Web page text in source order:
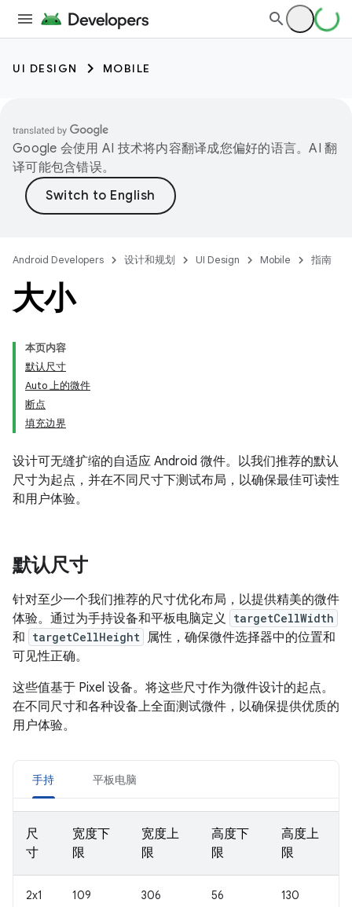
UI DESIGN MOBILE
Google 会使用 AI 技术将内容翻译成您偏好的语言。AI 翻
译可能包含错误。
Android Developers 设计和规划 UI Design Mobile 指南
大小
本页内容
默认尺寸
Auto 上的微件
断点
填充边界
设计可无缝扩缩的自适应 Android 微件。以我们推荐的默认
尺寸为起点，并在不同尺寸下测试布局，以确保最佳可读性
和用户体验。
默认尺寸
针对至少一个我们推荐的尺寸优化布局，以提供精美的微件
体验。通过为手持设备和平板电脑定义 targetCellWidth
和 targetCellHeight 属性，确保微件选择器中的位置和
可见性正确。
这些值基于 Pixel 设备。将这些尺寸作为微件设计的起点。
在不同尺寸和各种设备上全面测试微件，以确保提供优质的
用户体验。
手持 平板电脑
尺
寸
宽度下
限
宽度上
限
高度下
限
高度上
限
2x1 109 306 56 130